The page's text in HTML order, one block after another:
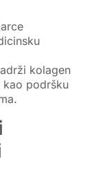
kolagen
kao podršku